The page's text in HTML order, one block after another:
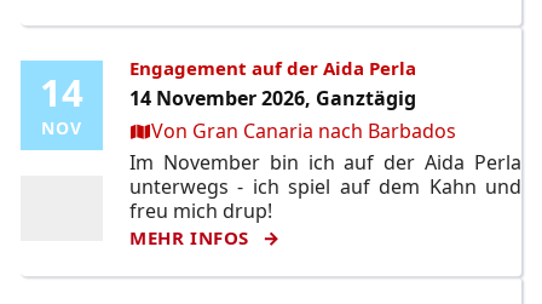
14
NOV
14
NOV
Engagement auf der Aida Perla
14 November 2026, Ganztägig
Ort:Von Gran Canaria nach Barbados
Im November bin ich auf der Aida Perla
unterwegs - ich spiel auf dem Kahn und
freu mich drup!
MEHR INFOS